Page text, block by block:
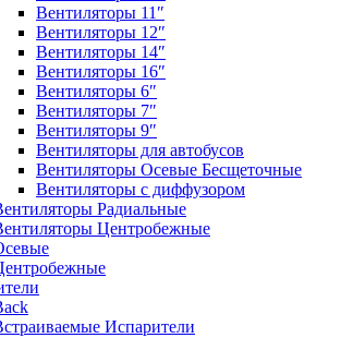
Вентиляторы 11″
Вентиляторы 12″
Вентиляторы 14″
Вентиляторы 16″
Вентиляторы 6″
Вентиляторы 7″
Вентиляторы 9″
Вентиляторы для автобусов
Вентиляторы Осевые Бесщеточные
Вентиляторы с диффузором
Радиальные
Центробежные
Испарители